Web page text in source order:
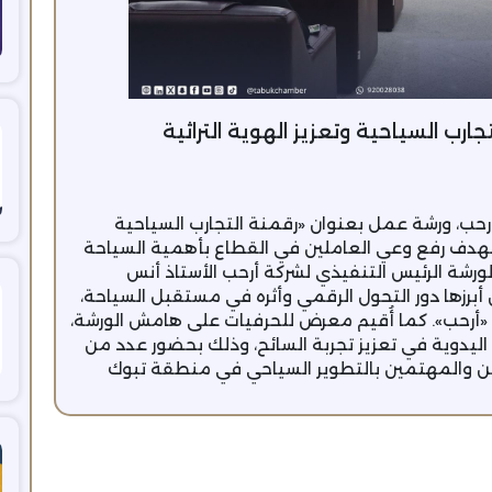
السياحية وتعزيز الهوية التراثية
ورشة عمل بعنوان «رقمنة التجارب السياحية
بهدف رفع وعي العاملين في القطاع بأهمية السياحة
الرئيس التنفيذي لشركة أرحب الأستاذ أنس
دور التحول الرقمي وأثره في مستقبل السياحة،
كما أُقيم معرض للحرفيات على هامش الورشة،
اليدوية في تعزيز تجربة السائح، وذلك بحضور عدد من
والمهتمين بالتطوير السياحي في منطقة تبوك